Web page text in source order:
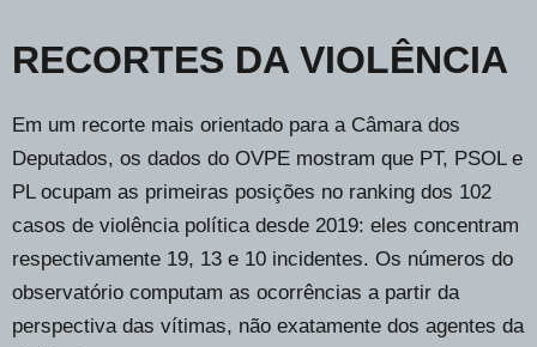
RECORTES DA VIOLÊNCIA
Em um recorte mais orientado para a Câmara dos
Deputados, os dados do OVPE mostram que PT, PSOL e
PL ocupam as primeiras posições no ranking dos 102
casos de violência política desde 2019: eles concentram
respectivamente 19, 13 e 10 incidentes. Os números do
observatório computam as ocorrências a partir da
perspectiva das vítimas, não exatamente dos agentes da